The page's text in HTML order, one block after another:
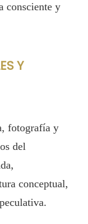
consciente y
Y
fotografía y
del
conceptual,